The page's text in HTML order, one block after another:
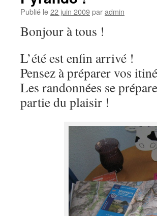
Publié le22 juin 2009paradmin
Bonjour à tous !
L’été est enfin arrivé !
Pensez à préparer vos
Les randonnées se
partie du plaisir !